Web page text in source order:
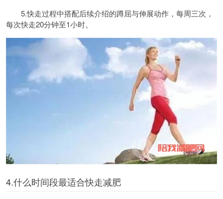
5.快走过程中搭配后续介绍的蹲屈与伸展动作，每周三次，
每次快走20分钟至1小时。
4.什么时间段最适合快走减肥